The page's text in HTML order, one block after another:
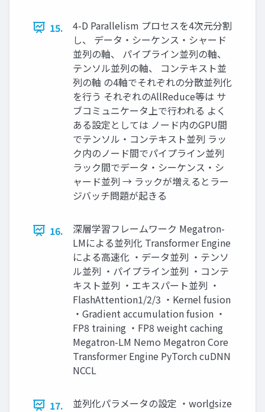
15.
4-D Parallelism プロセスを4次元分割
し、 データ・シーケンス・シャード
並列の軸、 パイプライン並列の軸、
テンソル並列の軸、 コンテキスト並
列の軸 の4軸でそれぞれの分散並列化
を行う それぞれのAllReduce等は サ
ブコミュニケータ上で行われる よく
ある設定としては ノード内のGPU間
でテンソル・コンテキスト並列 ラッ
ク内のノード間でパイプライン並列
ラック間でデータ・シーケンス・シ
ャード並列 → ラックが増えるとラー
ジバッチ問題が起きる
16.
深層学習フレームワーク Megatron-
LMによる並列化 Transformer Engine
による高速化 ・データ並列 ・テンソ
ル並列 ・パイプライン並列 ・コンテ
キスト並列 ・エキスパート並列 ・
FlashAttention1/2/3 ・Kernel fusion
・Gradient accumulation fusion ・
FP8 training ・FP8 weight caching
Megatron-LM Nemo Megatron Core
Transformer Engine PyTorch cuDNN
NCCL
17.
並列化パラメータの設定 ・world̲size